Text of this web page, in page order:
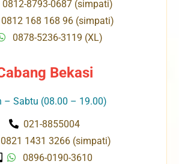
0812-8793-0687 (simpati)
0812 168 168 96 (simpati)
0878-5236-3119 (XL)
Bekasi
– Sabtu (08.00 – 19.00)
021-8855004
1431 3266 (simpati)
0896-0190-3610